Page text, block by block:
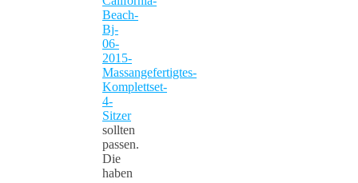
Beach-
Bj-
06-
2015-
Massangefertigtes-
Komplettset-
4-
Sitzer
sollten
passen.
Die
haben